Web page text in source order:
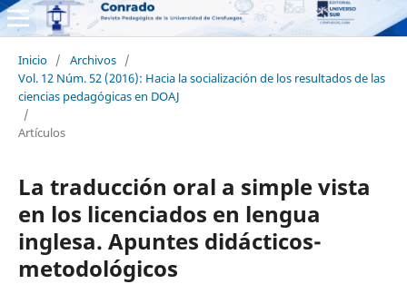
Inicio / Archivos /
Vol. 12 Núm. 52 (2016): Hacia la socialización de los resultados de las
ciencias pedagógicas en DOAJ
/
Artículos
La traducción oral a simple vista
en los licenciados en lengua
inglesa. Apuntes didácticos-
metodológicos